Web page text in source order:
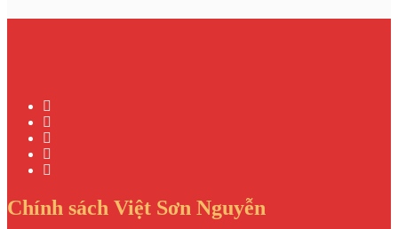
Chính sách Việt Sơn Nguyễn